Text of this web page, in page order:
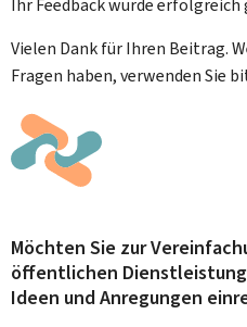
Ihr Feedback wurdeerfolgreich
Vielen Dank für Ihren Beitrag.
Fragen haben, verwenden Sie
Möchten Sie zur
öffentlichen
Ideen und Anregungen